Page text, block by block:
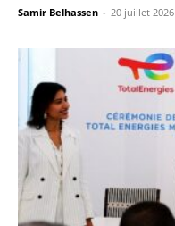
Samir Belhassen - 20 juillet 2026